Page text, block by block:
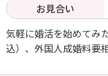
お見合い
気軽に婚活を始めてみ
込）、外国人成婚料要